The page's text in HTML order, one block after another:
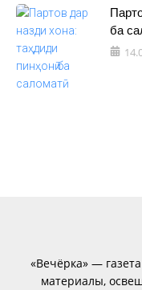
ба
«Вечёрка» —
материалы,